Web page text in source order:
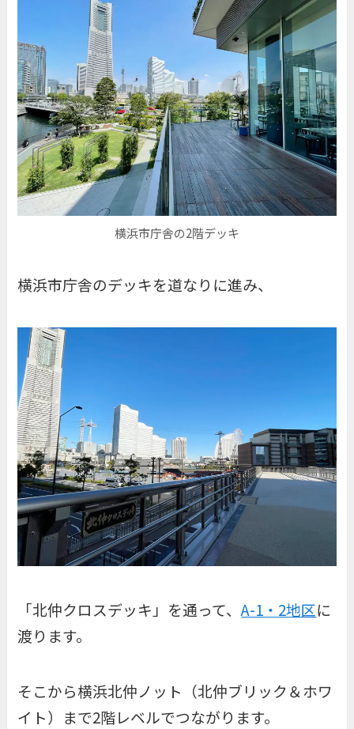
横浜市庁舎の2階デッキ
横浜市庁舎のデッキを道なりに進み、
「北仲クロスデッキ」を通って、A-1・2地区に
渡ります。
そこから横浜北仲ノット（北仲ブリック＆ホワ
イト）まで2階レベルでつながります。